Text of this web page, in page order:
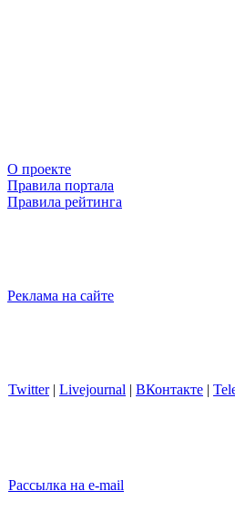
О проекте
Правила портала
Правила рейтинга
Реклама на сайте
Twitter| Livejournal | ВКонтакте |
Рассылка на e-mail